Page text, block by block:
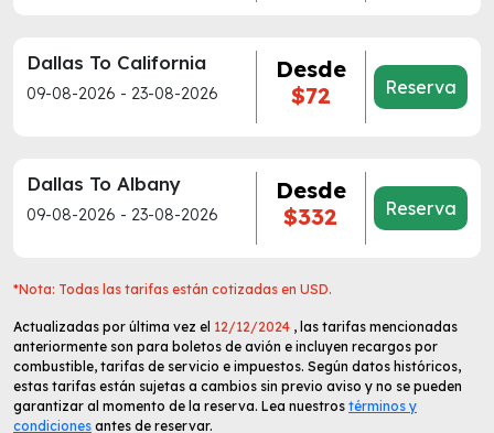
Dallas To California
09-08-2026 - 23-08-2026
Desde
$72
Reserva
Dallas To Albany
09-08-2026 - 23-08-2026
Desde
$332
Reserva
*Nota: Todas las tarifas están cotizadas en USD.
Actualizadas por última vez el 12/12/2024 , las tarifas mencionadas
anteriormente son para boletos de avión e incluyen recargos por
combustible, tarifas de servicio e impuestos. Según datos históricos,
estas tarifas están sujetas a cambios sin previo aviso y no se pueden
garantizar al momento de la reserva. Lea nuestros términos y
condiciones antes de reservar.